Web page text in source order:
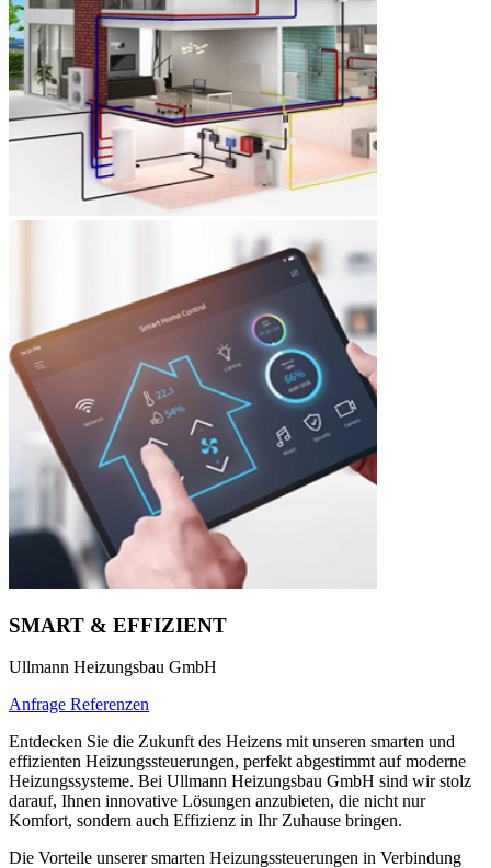
SMART & EFFIZIENT
Ullmann Heizungsbau GmbH
Anfrage Referenzen
Entdecken Sie die Zukunft des Heizens mit unseren smarten und
effizienten Heizungssteuerungen, perfekt abgestimmt auf moderne
Heizungssysteme. Bei Ullmann Heizungsbau GmbH sind wir stolz
darauf, Ihnen innovative Lösungen anzubieten, die nicht nur
Komfort, sondern auch Effizienz in Ihr Zuhause bringen.
Die Vorteile unserer smarten Heizungssteuerungen in Verbindung